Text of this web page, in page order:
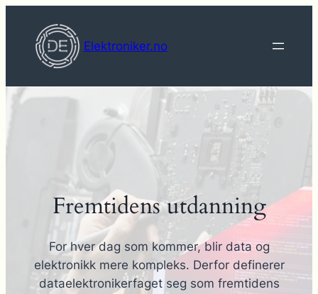
innhold
Elektroniker.no
Fremtidens utdanning
For hver dag som kommer, blir data og
elektronikk mere kompleks. Derfor definerer
dataelektronikerfaget seg som fremtidens